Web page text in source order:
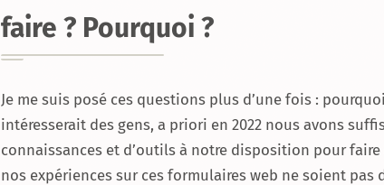
faire ? Pourquoi ?
Je me suis posé ces questions plus d’une fois :
intéresserait des gens, a priori en 2022 nous avons
connaissances et d’outils à notre disposition pour
nos expériences sur ces formulaires web ne soient pas